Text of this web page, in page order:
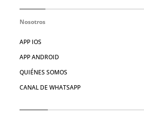
Nosotros
APP IOS
APP ANDROID
QUIÉNES SOMOS
CANAL DE WHATSAPP